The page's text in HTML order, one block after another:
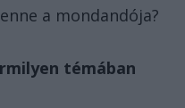
a mondandója?
témában